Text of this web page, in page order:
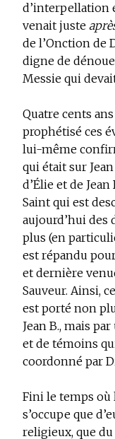
d’interpellation
venait juste
de l’Onction de
digne de
Messie qui
Quatre cents
prophétisé ces
lui-même
qui était sur Jean
d’Élie et de
Saint qui est
aujourd’hui des
plus (en
est répandu
et dernière
Sauveur. Ainsi,
est porté non
Jean B., mais
et de témoins
coordonné par
Fini le temps où
s’occupe que
religieux, que